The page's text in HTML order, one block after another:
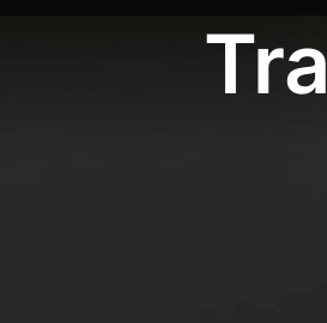
Sofre de dores de dentes? É
canal dentário. É aqui que a perícia
por um dentista altamente
tratamento. Se não o fizer, poderá